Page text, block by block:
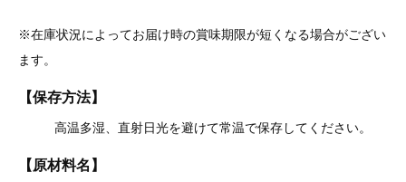
※在庫状況によってお届け時の賞味期限が短くなる場合がござい
ます。
【保存方法】
高温多湿、直射日光を避けて常温で保存してください。
【原材料名】